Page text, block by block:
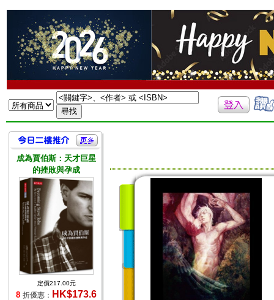
成為賈伯斯：天才巨星
的挫敗與孕成
定價217.00元
8 折優惠： HK$173.6